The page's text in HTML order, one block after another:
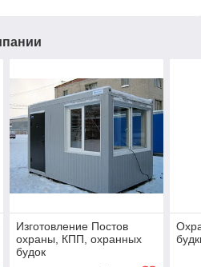
Изготовление Постов
охраны, КПП, охранных
будок